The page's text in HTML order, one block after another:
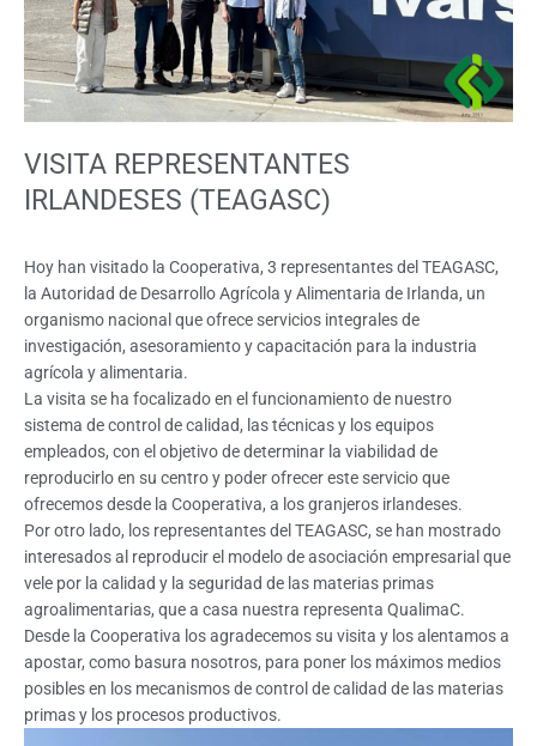
VISITA REPRESENTANTES
IRLANDESES (TEAGASC)
Hoy han visitado la Cooperativa, 3 representantes del TEAGASC,
la Autoridad de Desarrollo Agrícola y Alimentaria de Irlanda, un
organismo nacional que ofrece servicios integrales de
investigación, asesoramiento y capacitación para la industria
agrícola y alimentaria.
La visita se ha focalizado en el funcionamiento de nuestro
sistema de control de calidad, las técnicas y los equipos
empleados, con el objetivo de determinar la viabilidad de
reproducirlo en su centro y poder ofrecer este servicio que
ofrecemos desde la Cooperativa, a los granjeros irlandeses.
Por otro lado, los representantes del TEAGASC, se han mostrado
interesados al reproducir el modelo de asociación empresarial que
vele por la calidad y la seguridad de las materias primas
agroalimentarias, que a casa nuestra representa QualimaC.
Desde la Cooperativa los agradecemos su visita y los alentamos a
apostar, como basura nosotros, para poner los máximos medios
posibles en los mecanismos de control de calidad de las materias
primas y los procesos productivos.